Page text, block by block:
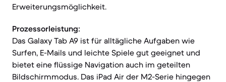
Erweiterungsmöglichkeit.
Prozessorleistung:
Das Galaxy Tab A9 ist für alltägliche Aufgaben wie
Surfen, E-Mails und leichte Spiele gut geeignet und
bietet eine flüssige Navigation auch im geteilten
Bildschirmmodus. Das iPad Air der M2-Serie hingegen